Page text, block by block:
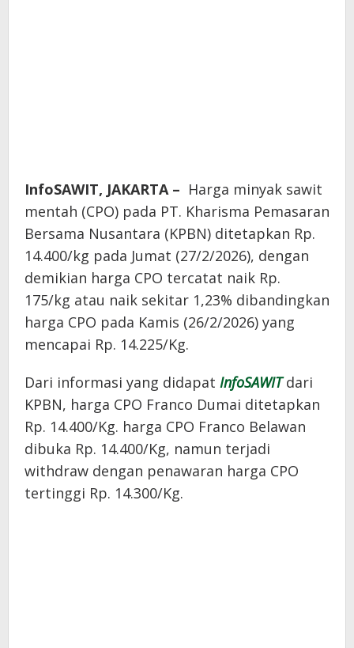
InfoSAWIT, JAKARTA – Harga minyak sawit
mentah (CPO) pada PT. Kharisma Pemasaran
Bersama Nusantara (KPBN) ditetapkan Rp.
14.400/kg pada Jumat (27/2/2026), dengan
demikian harga CPO tercatat naik Rp.
175/kg atau naik sekitar 1,23% dibandingkan
harga CPO pada Kamis (26/2/2026) yang
mencapai Rp. 14.225/Kg.
Dari informasi yang didapat InfoSAWIT dari
KPBN, harga CPO Franco Dumai ditetapkan
Rp. 14.400/Kg. harga CPO Franco Belawan
dibuka Rp. 14.400/Kg, namun terjadi
withdraw dengan penawaran harga CPO
tertinggi Rp. 14.300/Kg.